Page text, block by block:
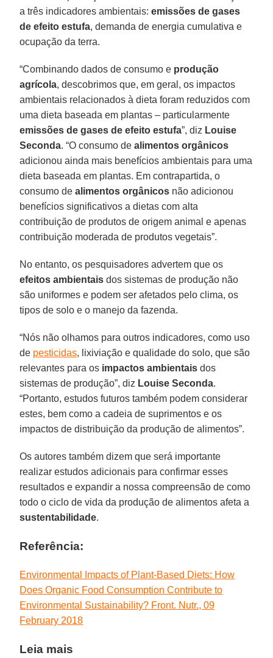
a três indicadores ambientais:emissões de gases
de efeito estufa, demanda de energia cumulativa e
ocupação da terra.
“Combinando dados de consumo e produção
agrícola, descobrimos que, em geral, os impactos
ambientais relacionados à dieta foram reduzidos com
uma dieta baseada em plantas – particularmente
emissões de gases de efeito estufa”, diz Louise
Seconda. “O consumo dealimentos orgânicos
adicionou ainda mais benefícios ambientais para uma
dieta baseada em plantas. Em contrapartida, o
consumo dealimentos orgânicos não adicionou
benefícios significativos a dietas com alta
contribuição de produtos de origem animal e apenas
contribuição moderada de produtos vegetais”.
No entanto, os pesquisadores advertem que os
efeitos ambientais dos sistemas de produção não
são uniformes e podem ser afetados pelo clima, os
tipos de solo e o manejo da fazenda.
“Nós não olhamos para outros indicadores, como uso
de pesticidas, lixiviação e qualidade do solo, que são
relevantes para os impactos ambientais dos
sistemas de produção”, diz Louise Seconda.
“Portanto, estudos futuros também podem considerar
estes, bem como a cadeia de suprimentos e os
impactos de distribuição da produção de alimentos”.
Os autores também dizem que será importante
realizar estudos adicionais para confirmar esses
resultados e expandir a nossa compreensão de como
todo o ciclo de vida da produção de alimentos afeta a
sustentabilidade.
Referência:
Environmental Impacts of Plant-Based Diets: How
Does Organic Food Consumption Contribute to
Environmental Sustainability? Front. Nutr., 09
February 2018
Leia mais